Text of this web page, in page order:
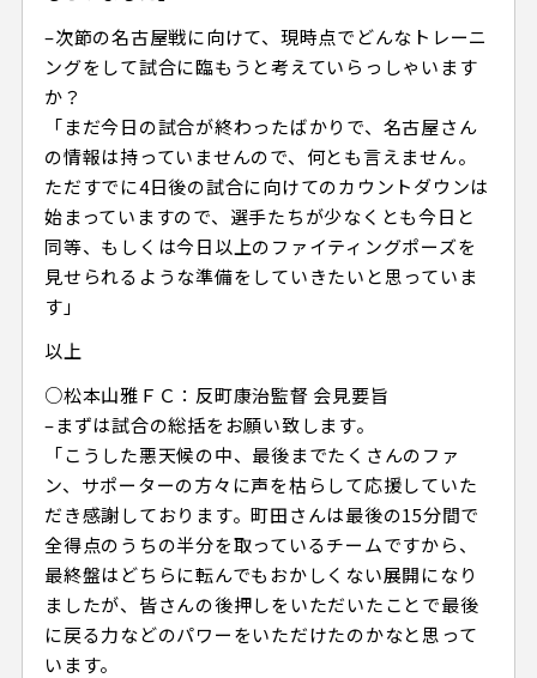
–次節の名古屋戦に向けて、現時点でどんなトレーニ
ングをして試合に臨もうと考えていらっしゃいます
か？
「まだ今日の試合が終わったばかりで、名古屋さん
の情報は持っていませんので、何とも言えません。
ただすでに4日後の試合に向けてのカウントダウンは
始まっていますので、選手たちが少なくとも今日と
同等、もしくは今日以上のファイティングポーズを
見せられるような準備をしていきたいと思っていま
す」
以上
○松本山雅ＦＣ：反町康治監督 会見要旨
–まずは試合の総括をお願い致します。
「こうした悪天候の中、最後までたくさんのファ
ン、サポーターの方々に声を枯らして応援していた
だき感謝しております。町田さんは最後の15分間で
全得点のうちの半分を取っているチームですから、
最終盤はどちらに転んでもおかしくない展開になり
ましたが、皆さんの後押しをいただいたことで最後
に戻る力などのパワーをいただけたのかなと思って
います。